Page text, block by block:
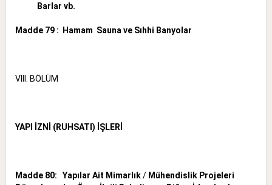
Barlar vb.
Madde 79 : Hamam Sauna ve Sıhhi Banyolar
VIII. BÖLÜM
YAPI İZNİ (RUHSATI) İŞLERİ
Madde 80: Yapılar Ait Mimarlık/ Mühendislik Projeleri